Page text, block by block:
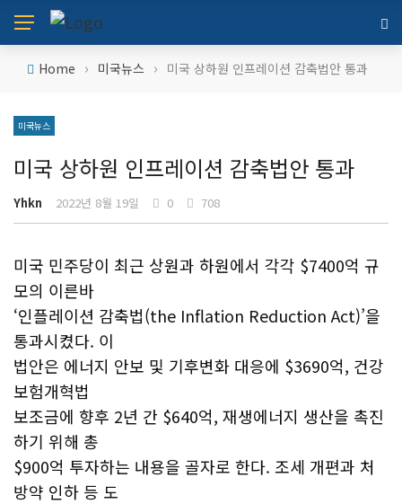
Home › 미국뉴스 › 미국 상하원 인프레이션 감축법안 통과
미국뉴스
미국 상하원 인프레이션 감축법안 통과
Yhkn 2022년 8월 19일 0 708
미국 민주당이 최근 상원과 하원에서 각각 $7400억 규
모의 이른바
‘인플레이션 감축법(the Inflation Reduction Act)’을
통과시켰다. 이
법안은 에너지 안보 및 기후변화 대응에 $3690억, 건강
보험개혁법
보조금에 향후 2년 간 $640억, 재생에너지 생산을 촉진
하기 위해 총
$900억 투자하는 내용을 골자로 한다. 조세 개편과 처
방약 인하 등 도